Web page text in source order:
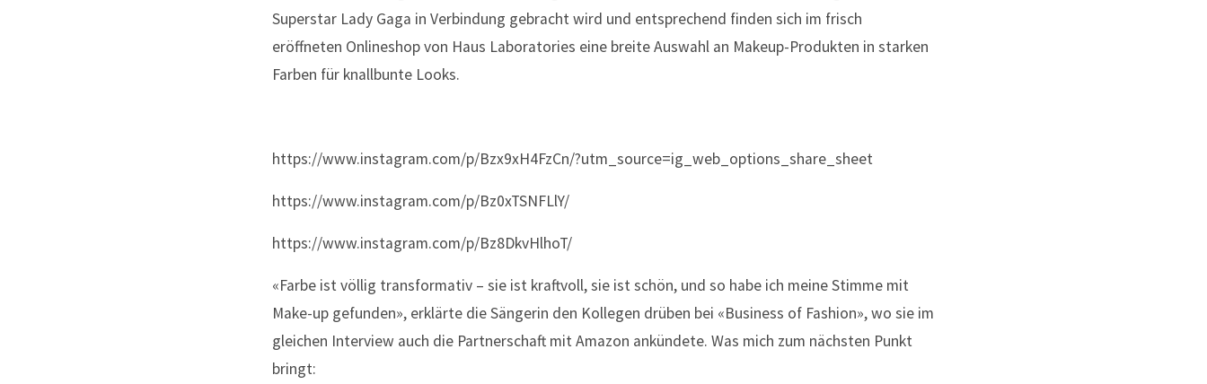
Superstar Lady Gaga in Verbindung gebracht wird und entsprechend finden sich im frisch
eröffneten Onlineshop von Haus Laboratories eine breite Auswahl an Makeup-Produkten in starken
Farben für knallbunte Looks.
https://www.instagram.com/p/Bzx9xH4FzCn/?utm_source=ig_web_options_share_sheet
https://www.instagram.com/p/Bz0xTSNFLlY/
https://www.instagram.com/p/Bz8DkvHlhoT/
«Farbe ist völlig transformativ – sie ist kraftvoll, sie ist schön, und so habe ich meine Stimme mit
Make-up gefunden», erklärte die Sängerin den Kollegen drüben bei «Business of Fashion», wo sie im
gleichen Interview auch die Partnerschaft mit Amazon ankündete. Was mich zum nächsten Punkt
bringt: